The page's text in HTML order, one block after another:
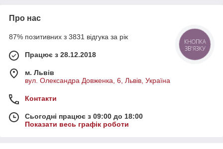
Про нас
87% позитивних з 3831 відгука за рік
Працює з 28.12.2018
м. Львів
вул. Олександра Довженка, 6, Львів, Україна
Контакти
Сьогодні працює з 09:00 до 18:00
Показати весь графік роботи